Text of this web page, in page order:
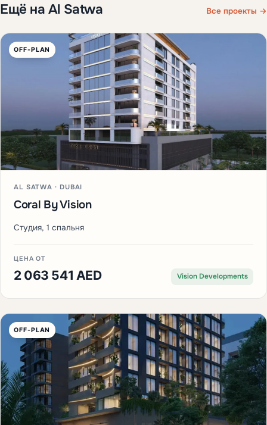
Ещё на Al Satwa Все проекты →
OFF-PLAN
AL SATWA · DUBAI
Coral By Vision
Студия, 1 спальня
ЦЕНА ОТ
2 063 541 AED Vision Developments
OFF-PLAN